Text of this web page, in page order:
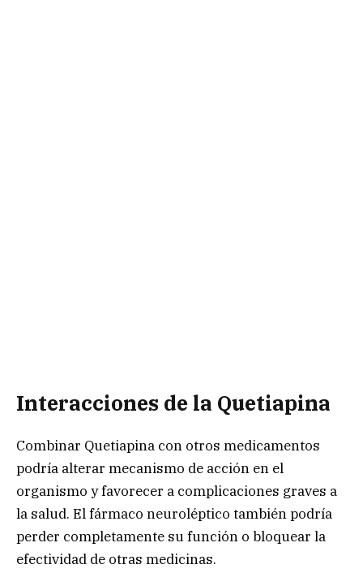
Interacciones de la Quetiapina
Combinar Quetiapina con otros medicamentos
podría alterar mecanismo de acción en el
organismo y favorecer a complicaciones graves a
la salud. El fármaco neuroléptico también podría
perder completamente su función o bloquear la
efectividad de otras medicinas.